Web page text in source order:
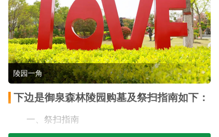
陵园一角
下边是御泉森林陵园购墓及祭扫指南如下：
一、祭扫指南